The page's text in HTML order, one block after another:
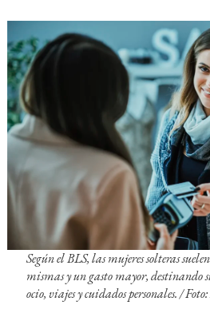
Según el BLS, las mujeres solteras
mismas y un gasto mayor, destinando
ocio, viajes y cuidados personales. /